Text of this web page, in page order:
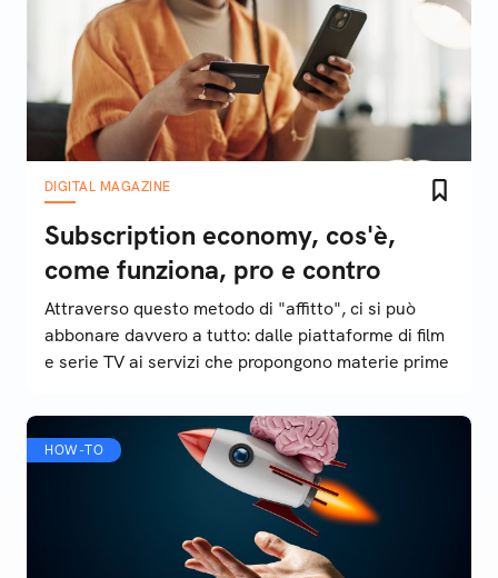
DIGITAL MAGAZINE
Subscription economy, cos'è,
come funziona, pro e contro
Attraverso questo metodo di "affitto", ci si può
abbonare davvero a tutto: dalle piattaforme di film
e serie TV ai servizi che propongono materie prime
HOW-TO